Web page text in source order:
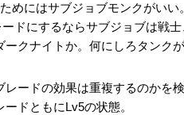
めにはサブジョブモンクがいい
ドにするならサブジョブは戦士
クナイトか。何にしろタンク
ードの効果は重複するのかを
ドともにLv5の状態。